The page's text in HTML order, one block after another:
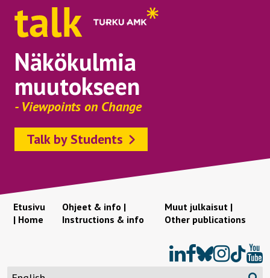
Näkökulmia
muutokseen
- Viewpoints on Change
Talk by Students
Etusivu
| Home
Ohjeet & info |
Instructions & info
Muut julkaisut |
Other publications